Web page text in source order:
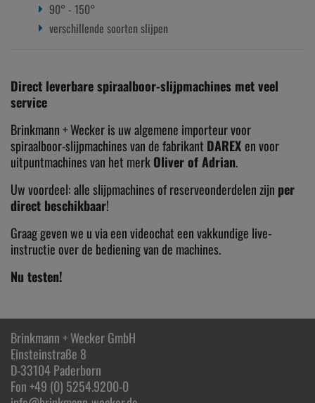
90° - 150°
verschillende soorten slijpen
Direct leverbare spiraalboor-slijpmachines met veel
service
Brinkmann + Wecker is uw algemene importeur voor
spiraalboor-slijpmachines van de fabrikant DAREXen voor
uitpuntmachines van het merkOliver of Adrian.
Uw voordeel: alle slijpmachines of reserveonderdelen zijn per
direct beschikbaar!
Graag geven we u via eenvideochateen vakkundige live-
instructie over de bediening van de machines.
Nu testen!
Brinkmann + Wecker GmbH
Einsteinstraße 8
D-33104 Paderborn
Fon +49 (0) 5254.9200-0